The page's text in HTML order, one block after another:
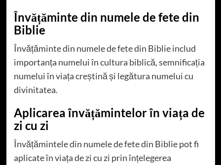
Învățăminte din numele de fete din
Biblie
Învățăminte din numele de fete din Biblie includ
importanța numelui în cultura biblică, semnificația
numelui în viața creștină și legătura numelui cu
divinitatea.
Aplicarea învățămintelor în viața de
zi cu zi
Învățămintele din numele de fete din Biblie pot fi
aplicate în viața de zi cu zi prin înțelegerea